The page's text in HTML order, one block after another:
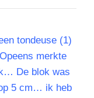
tondeuse (1)
merkte
De blok was
5 cm… ik heb